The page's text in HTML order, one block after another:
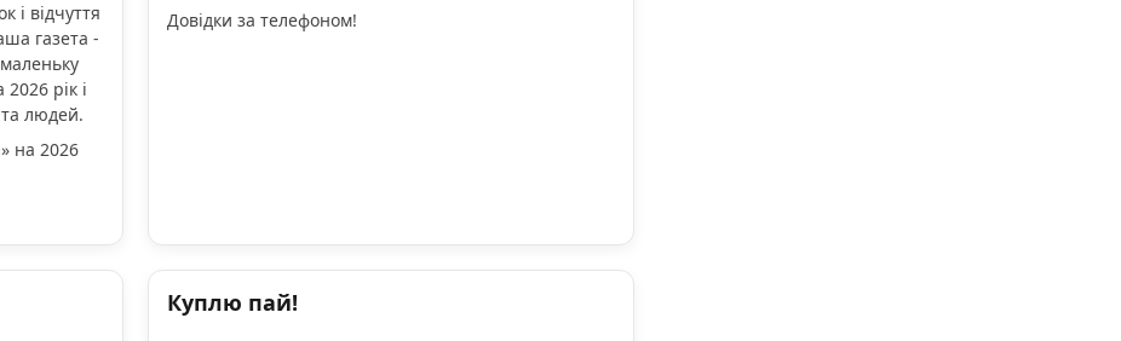
і відчуття
газета -
рік і
людей.
на 2026
Довідки за телефоном!
Куплю пай!